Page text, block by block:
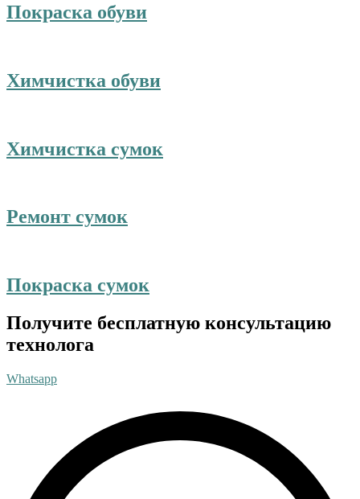
Покраска обуви
Химчистка обуви
Химчистка сумок
Ремонт сумок
Покраска сумок
Получите бесплатную консультацию
технолога
Whatsapp